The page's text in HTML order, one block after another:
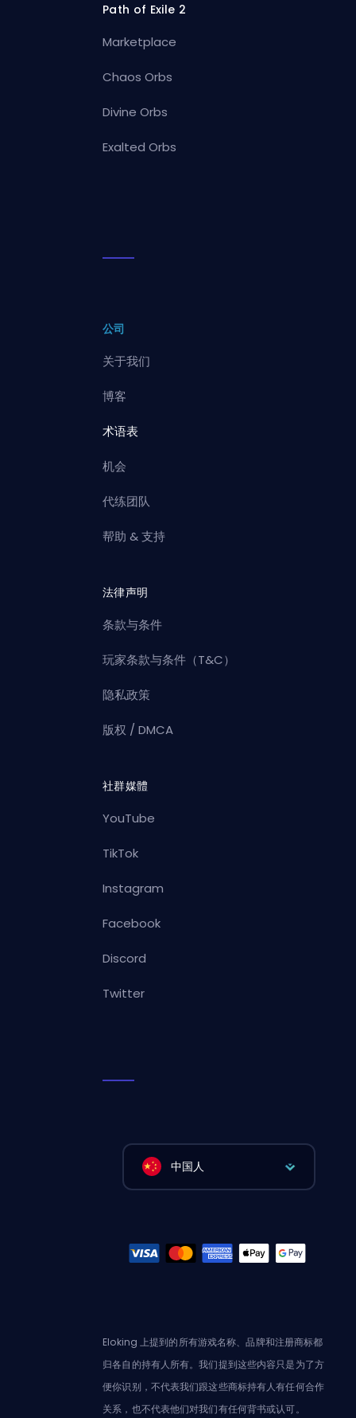
Path of Exile 2
Marketplace
Chaos Orbs
Divine Orbs
Exalted Orbs
公司
关于我们
博客
术语表
机会
代练团队
帮助 & 支持
法律声明
条款与条件
玩家条款与条件（T&C）
隐私政策
版权 / DMCA
社群媒體
YouTube
TikTok
Instagram
Facebook
Discord
Twitter
中国人
Eloking 上提到的所有游戏名称、品牌和注册商标都
归各自的持有人所有。我们提到这些内容只是为了方
便你识别，不代表我们跟这些商标持有人有任何合作
关系，也不代表他们对我们有任何背书或认可。